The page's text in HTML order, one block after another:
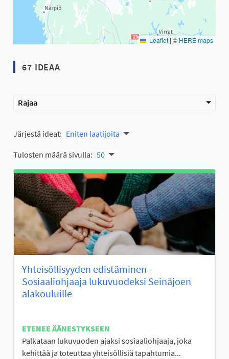
Leaflet | © HERE maps
67 IDEAA
Rajaa
Järjestä ideat: Eniten laatijoita
Tulosten määrä sivulla: 50
Yhteisöllisyyden edistäminen -
Sosiaaliohjaaja lukuvuodeksi Seinäjoen
alakouluille
ETENEE ÄÄNESTYKSEEN
Palkataan lukuvuoden ajaksi sosiaaliohjaaja, joka
kehittää ja toteuttaa yhteisöllisiä tapahtumia...